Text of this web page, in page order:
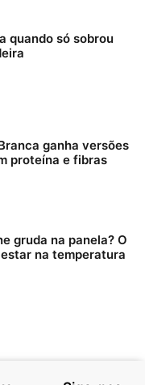
quando só sobrou
ganha versões
proteína e fibras
gruda na panela? O
na temperatura